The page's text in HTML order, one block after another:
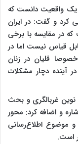
یک واقعیت دانست که
و گفت: در ایران
کمتر از ۵ درصد است که در مقایسه با برخی
قابل قیاس نیست اما در
خصوصا قلیان در زنان
آینده دچار مشکلات
غربالگری و بحث
و اضافه کرد: محور
موضوع اطلاع‌رسانی
است.